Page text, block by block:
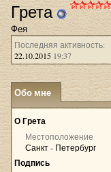
Грета
Фея
Последняя активность:
22.10.2015 19:37
Обо мне
»
О Грета
Местоположение
Санкт - Петербург
Подпись